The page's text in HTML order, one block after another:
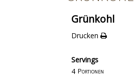
Grünkohl
Drucken
Servings
4 Portionen